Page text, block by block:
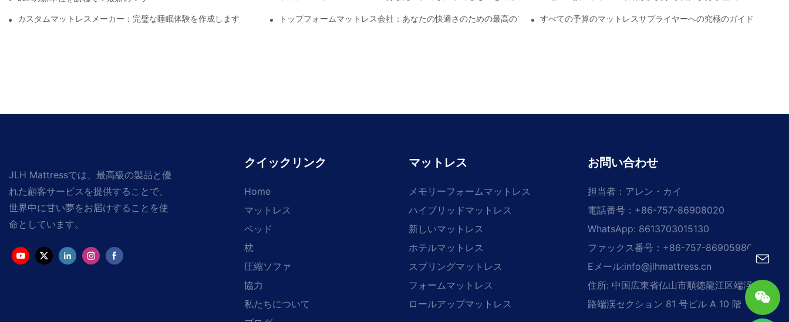
カスタムマットレスメーカー：完璧な睡眠体験を作成します トップフォームマットレス会社：あなたの快適さのための最高のブランドすべての予算のマットレスサプライヤーへの究極のガイド
JLH Mattressでは、最高級の製品と優
れた顧客サービスを提供することで、
世界中に甘い夢をお届けすることを使
命としています。
クイックリンク
Home
マットレス
ベッド
枕
圧縮ソファ
協力
私たちについて
マットレス
メモリーフォームマットレス
ハイブリッドマットレス
新しいマットレス
ホテルマットレス
スプリングマットレス
フォームマットレス
ロールアップマットレス
お問い合わせ
担当者：アレン・カイ
電話番号：+86-757-86908020
WhatsApp: 8613703015130
ファックス番号：+86-757-86905980
Eメール:info@jlhmattress.cn
住所: 中国広東省仏山市順徳龍江区端渓北華
路端渓セクション 81 号ビル A 10 階